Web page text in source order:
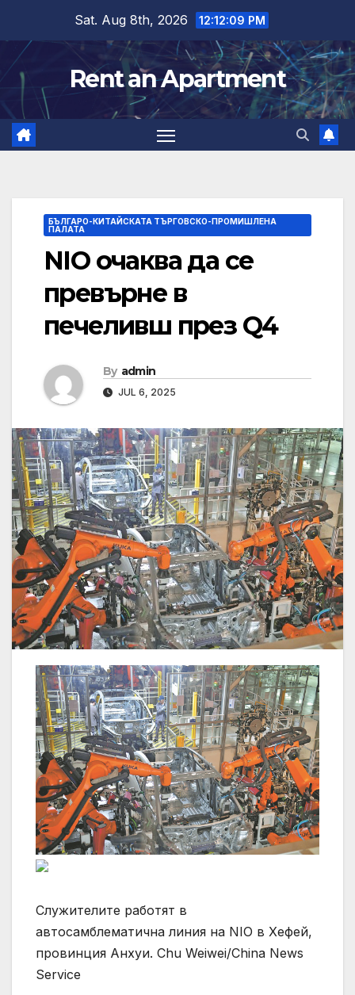
content
Sat. Aug 8th, 2026 12:12:10 PM
Rent an Apartment
БЪЛГАРО-КИТАЙСКАТА ТЪРГОВСКО-ПРОМИШЛЕНА
ПАЛАТА
NIO очаква да се
превърне в
печеливш през Q4
By admin
JUL 6, 2025
Служителите работят в
автосамблематична линия на NIO в Хефей,
провинция Анхуи. Chu Weiwei/China News
Service